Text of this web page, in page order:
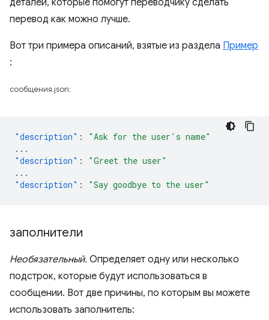
деталей, которые помогут переводчику сделать
перевод как можно лучше.
Вот три примера описаний, взятые из раздела Пример
:
сообщения.json:
"description" :
"Ask for the user's name"
...
"description" :
"Greet the user"
...
"description" : "Say goodbye to the user"
заполнители
Необязательный. Определяет одну или несколько
подстрок, которые будут использоваться в
сообщении. Вот две причины, по которым вы можете
использовать заполнитель: